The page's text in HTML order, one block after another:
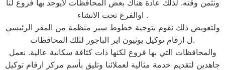
ونثمن وقته. لذلك عادة هناك بعض المحافظات لايوجد بها فروع لنا
اوالفرع تحت الانشاء .
ولتعويض ذلك نقوم بتوجية خطوط سير منظمة من المقر الرئيسي
ل ارقام توكيل يونيون اير الباجور لتلك المحافظات.
والمحافظات التي بها فروع لكنها ذات كثافة سكانية عالية. نعمل
جاهدين لتقديم خدمة مثالية لعملائنا وتليق بأسم مركز ارقام توكيل